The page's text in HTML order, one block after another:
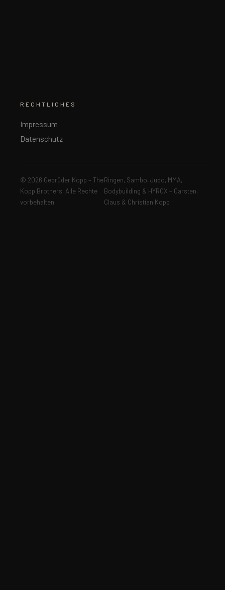
RECHTLICHES
Impressum
Datenschutz
© 2026 Gebrüder Kopp – The
Kopp Brothers. Alle Rechte
vorbehalten.
Ringen, Sambo, Judo, MMA,
Bodybuilding & HYROX – Carsten,
Claus & Christian Kopp